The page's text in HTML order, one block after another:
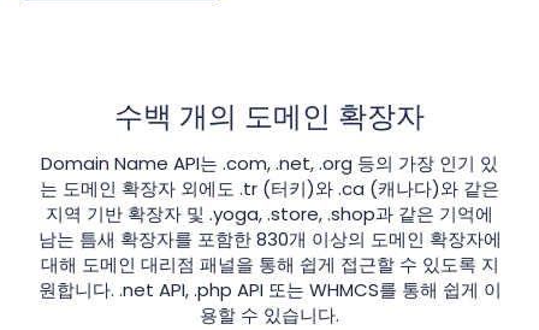
수백 개의 도메인 확장자
Domain Name API는 .com, .net, .org 등의 가장 인기 있
는 도메인 확장자 외에도 .tr (터키)와 .ca (캐나다)와 같은
지역 기반 확장자 및 .yoga, .store, .shop과 같은 기억에
남는 틈새 확장자를 포함한 830개 이상의 도메인 확장자에
대해 도메인 대리점 패널을 통해 쉽게 접근할 수 있도록 지
원합니다. .net API, .php API 또는 WHMCS를 통해 쉽게 이
용할 수 있습니다.